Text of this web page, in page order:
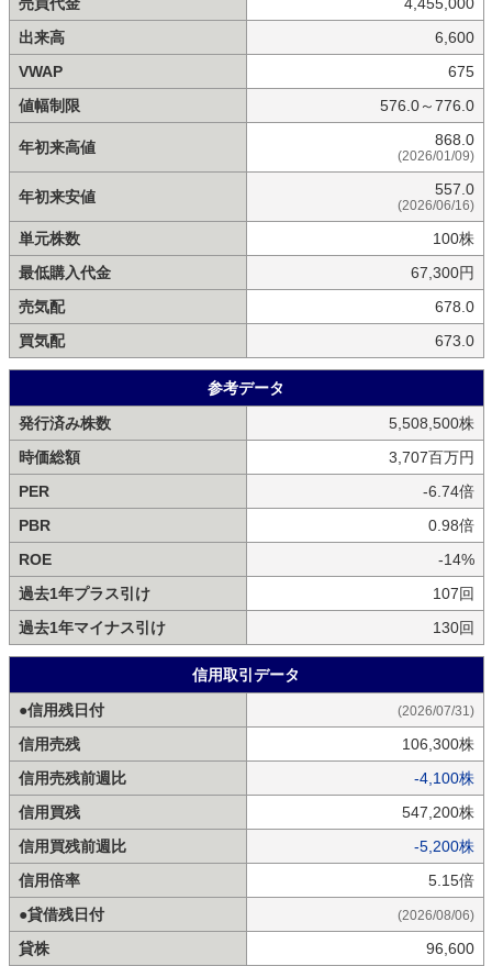
出来高
6,600
VWAP
675
値幅制限
576.0～776.0
年初来高値 868.0
(2026/01/09)
年初来安値 557.0
(2026/06/16)
単元株数
100株
最低購入代金
67,300円
売気配
678.0
買気配
673.0
参考データ
発行済み株数
5,508,500株
時価総額
3,707百万円
PER
-6.74倍
PBR
0.98倍
ROE
-14%
過去1年プラス引け
107回
過去1年マイナス引け
130回
信用取引データ
●信用残日付
(2026/07/31)
信用売残
106,300株
信用売残前週比
-4,100株
信用買残
547,200株
信用買残前週比
-5,200株
信用倍率
5.15倍
●貸借残日付
(2026/08/06)
貸株
96,600